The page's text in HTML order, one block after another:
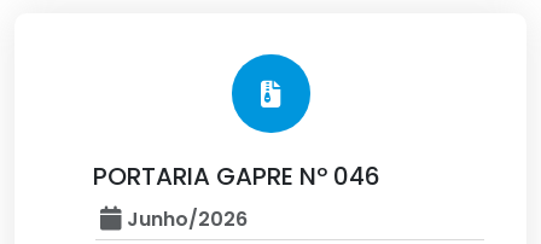
PORTARIA GAPRE Nº 046
Junho/2026